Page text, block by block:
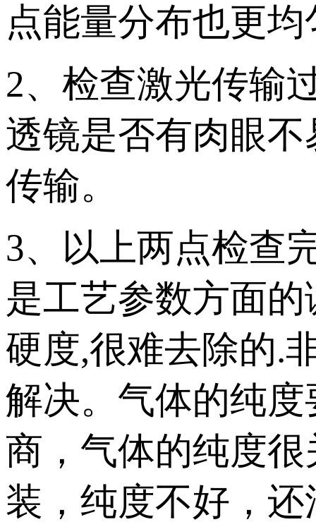
点能量分布也更
2、检查激光传输
透镜是否有肉眼
传输。
3、以上两点检查
是工艺参数方面
硬度,很难去除的.
解决。气体的纯
商，气体的纯度
装，纯度不好，